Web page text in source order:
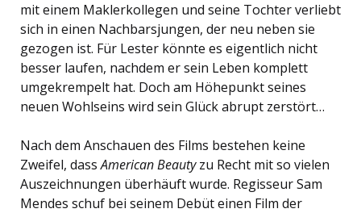
mit einem Maklerkollegen und seine Tochter verliebt
sich in einen Nachbarsjungen, der neu neben sie
gezogen ist. Für Lester könnte es eigentlich nicht
besser laufen, nachdem er sein Leben komplett
umgekrempelt hat. Doch am Höhepunkt seines
neuen Wohlseins wird sein Glück abrupt zerstört…
Nach dem Anschauen des Films bestehen keine
Zweifel, dassAmerican Beautyzu Recht mit so vielen
Auszeichnungen überhäuft wurde. Regisseur Sam
Mendes schuf bei seinem Debüt einen Film der